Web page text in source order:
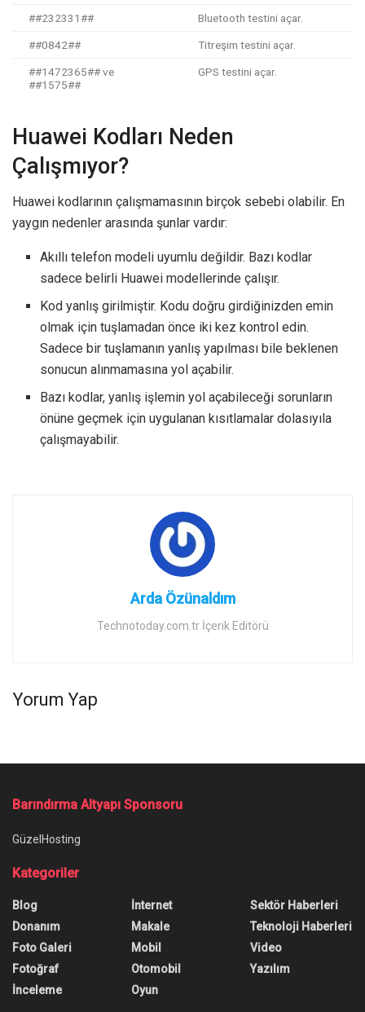
##232331## Bluetooth testini açar.
##0842## Titreşim testini açar.
##1472365## ve
##1575##
GPS testini açar.
Huawei Kodları Neden
Çalışmıyor?
Huawei kodlarının çalışmamasının birçok sebebi olabilir. En
yaygın nedenler arasında şunlar vardır:
Akıllı telefon modeli uyumlu değildir. Bazı kodlar
sadece belirli Huawei modellerinde çalışır.
Kod yanlış girilmiştir. Kodu doğru girdiğinizden emin
olmak için tuşlamadan önce iki kez kontrol edin.
Sadece bir tuşlamanın yanlış yapılması bile beklenen
sonucun alınmamasına yol açabilir.
Bazı kodlar, yanlış işlemin yol açabileceği sorunların
önüne geçmek için uygulanan kısıtlamalar dolasıyıla
çalışmayabilir.
Arda Özünaldım
Technotoday.com.tr İçerik Editörü
Yorum Yap
Barındırma Altyapı Sponsoru
GüzelHosting
Kategoriler
Blog
Donanım
Foto Galeri
Fotoğraf
İnceleme
İnternet
Makale
Mobil
Otomobil
Oyun
Sektör Haberleri
Teknoloji Haberleri
Video
Yazılım